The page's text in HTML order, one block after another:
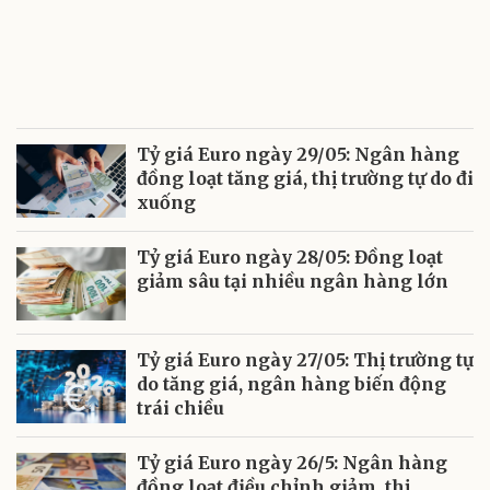
Tỷ giá Euro ngày 29/05: Ngân hàng
đồng loạt tăng giá, thị trường tự do đi
xuống
Tỷ giá Euro ngày 28/05: Đồng loạt
giảm sâu tại nhiều ngân hàng lớn
Tỷ giá Euro ngày 27/05: Thị trường tự
do tăng giá, ngân hàng biến động
trái chiều
Tỷ giá Euro ngày 26/5: Ngân hàng